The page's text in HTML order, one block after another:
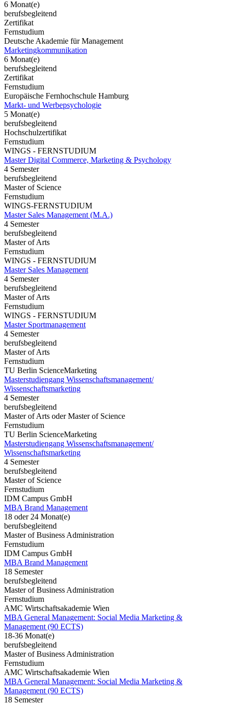
6 Monat(e)
berufsbegleitend
Zertifikat
Fernstudium
Deutsche Akademie für Management
Marketingkommunikation
6 Monat(e)
berufsbegleitend
Zertifikat
Fernstudium
Europäische Fernhochschule Hamburg
Markt- und Werbepsychologie
5 Monat(e)
berufsbegleitend
Hochschulzertifikat
Fernstudium
WINGS - FERNSTUDIUM
Master Digital Commerce, Marketing & Psychology
4 Semester
berufsbegleitend
Master of Science
Fernstudium
WINGS-FERNSTUDIUM
Master Sales Management (M.A.)
4 Semester
berufsbegleitend
Master of Arts
Fernstudium
WINGS - FERNSTUDIUM
Master Sales Management
4 Semester
berufsbegleitend
Master of Arts
Fernstudium
WINGS - FERNSTUDIUM
Master Sportmanagement
4 Semester
berufsbegleitend
Master of Arts
Fernstudium
TU Berlin ScienceMarketing
Masterstudiengang Wissenschaftsmanagement/
Wissenschaftsmarketing
4 Semester
berufsbegleitend
Master of Arts oder Master of Science
Fernstudium
TU Berlin ScienceMarketing
Masterstudiengang Wissenschaftsmanagement/
Wissenschaftsmarketing
4 Semester
berufsbegleitend
Master of Science
Fernstudium
IDM Campus GmbH
MBA Brand Management
18 oder 24 Monat(e)
berufsbegleitend
Master of Business Administration
Fernstudium
IDM Campus GmbH
MBA Brand Management
18 Semester
berufsbegleitend
Master of Business Administration
Fernstudium
AMC Wirtschaftsakademie Wien
MBA General Management: Social Media Marketing &
Management (90 ECTS)
18-36 Monat(e)
berufsbegleitend
Master of Business Administration
Fernstudium
AMC Wirtschaftsakademie Wien
MBA General Management: Social Media Marketing &
Management (90 ECTS)
18 Semester